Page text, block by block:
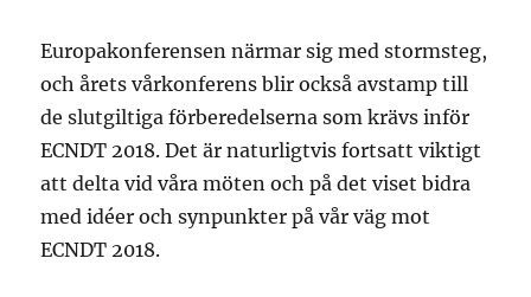
Europakonferensen närmar sig med stormsteg,
och årets vårkonferens blir också avstamp till
de slutgiltiga förberedelserna som krävs inför
ECNDT 2018. Det är naturligtvis fortsatt viktigt
att delta vid våra möten och på det viset bidra
med idéer och synpunkter på vår väg mot
ECNDT 2018.